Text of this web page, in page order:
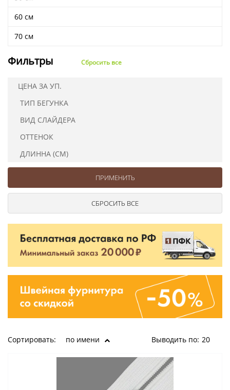
60 см
70 см
Фильтры Сбросить все
ЦЕНА ЗА УП.
ТИП БЕГУНКА
ВИД СЛАЙДЕРА
ОТТЕНОК
ДЛИННА (СМ)
Сортировать: по имени Выводить по: 20
Шторные
Шнуры